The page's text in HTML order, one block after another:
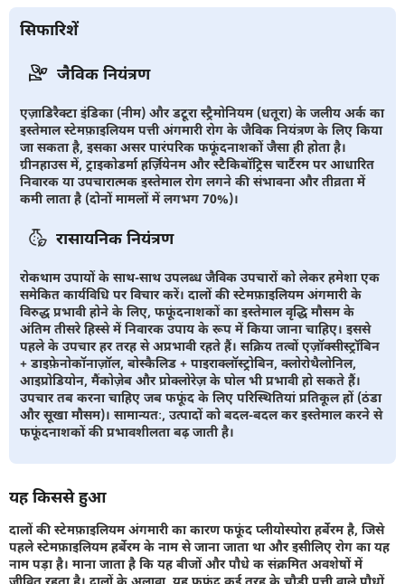
सिफारिशें
जैविक नियंत्रण
एज़ाडिरैक्टा इंडिका (नीम) और डटूरा स्ट्रैमोनियम (धतूरा) के जलीय अर्क का
इस्तेमाल स्टेमफ़ाइलियम पत्ती अंगमारी रोग के जैविक नियंत्रण के लिए किया
जा सकता है, इसका असर पारंपरिक फफूंदनाशकों जैसा ही होता है।
ग्रीनहाउस में, ट्राइकोडर्मा हर्ज़ियेनम और स्टैकिबॉट्रिस चार्टैरम पर आधारित
निवारक या उपचारात्मक इस्तेमाल रोग लगने की संभावना और तीव्रता में
कमी लाता है (दोनों मामलों में लगभग 70%)।
रासायनिक नियंत्रण
रोकथाम उपायों के साथ-साथ उपलब्ध जैविक उपचारों को लेकर हमेशा एक
समेकित कार्यविधि पर विचार करें। दालों की स्टेमफ़ाइलियम अंगमारी के
विरुद्ध प्रभावी होने के लिए, फफूंदनाशकों का इस्तेमाल वृद्धि मौसम के
अंतिम तीसरे हिस्से में निवारक उपाय के रूप में किया जाना चाहिए। इससे
पहले के उपचार हर तरह से अप्रभावी रहते हैं। सक्रिय तत्वों एज़ॉक्सीस्ट्रॉबिन
+ डाइफ़ेनोकॉनाज़ॉल, बोस्कैलिड + पाइराक्लॉस्ट्रोबिन, क्लोरोथैलोनिल,
आइप्रोडियोन, मैंकोज़ेब और प्रोक्लोरेज़ के घोल भी प्रभावी हो सकते हैं।
उपचार तब करना चाहिए जब फफूंद के लिए परिस्थितियां प्रतिकूल हों (ठंडा
और सूखा मौसम)। सामान्यतः, उत्पादों को बदल-बदल कर इस्तेमाल करने से
फफूंदनाशकों की प्रभावशीलता बढ़ जाती है।
यह किससे हुआ
दालों की स्टेमफ़ाइलियम अंगमारी का कारण फफूंद प्लीयोस्पोरा हर्बेरम है, जिसे
पहले स्टेमफ़ाइलियम हर्बेरम के नाम से जाना जाता था और इसीलिए रोग का यह
नाम पड़ा है। माना जाता है कि यह बीजों और पौधे क संक्रमित अवशेषों में